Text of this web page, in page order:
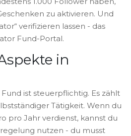
zu aktivieren. Und
verifizieren lassen - das
Fund-Portal.
in
ist steuerpflichtig. Es zählt
Tätigkeit. Wenn du
pro Jahr verdienst, kannst du
nutzen - du musst